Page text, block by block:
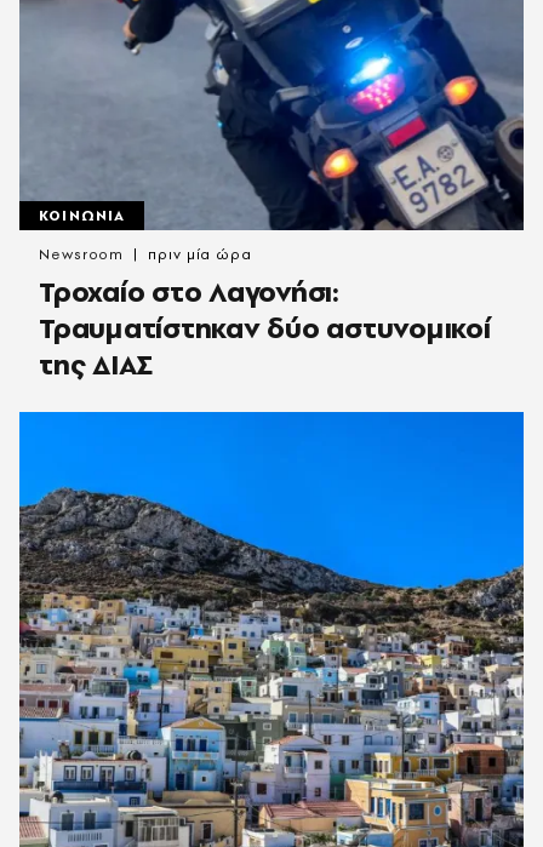
ΚΟΙΝΩΝΙΑ
Τροχαίο στο Λαγονήσι:
Τραυματίστηκαν δύο αστυνομικοί
της ΔΙΑΣ
Newsroom πριν μία ώρα